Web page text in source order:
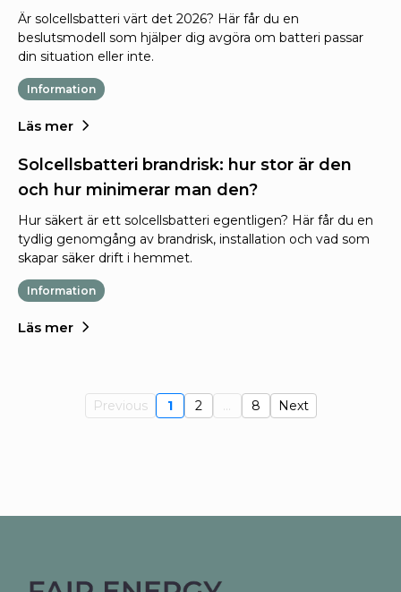
Är solcellsbatteri värt det 2026? Här får du en
beslutsmodell som hjälper dig avgöra om batteri passar
din situation eller inte.
Information
Läs mer
Solcellsbatteri brandrisk: hur stor är den
och hur minimerar man den?
Hur säkert är ett solcellsbatteri egentligen? Här får du en
tydlig genomgång av brandrisk, installation och vad som
skapar säker drift i hemmet.
Information
Läs mer
Previous 1 2 ... 8 Next